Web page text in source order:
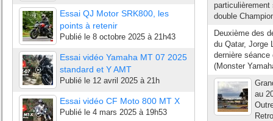
Essai QJ Motor SRK800, les
points à retenir
Publié le 8 octobre 2025 à 21h43
Essai vidéo Yamaha MT 07 2025
standard et Y AMT
Publié le 12 avril 2025 à 21h
Essai vidéo CF Moto 800 MT X
Publié le 4 mars 2025 à 19h53
double
Deuxième des
du Qatar, Jorge
dernière
(Monster
au